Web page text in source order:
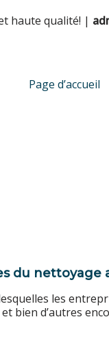
haute qualité! |
Page d’accueil
du
les
bien d’autres